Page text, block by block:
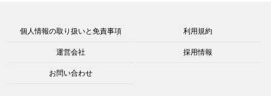
個人情報の取り扱いと免責事項 利用規約
運営会社 採用情報
お問い合わせ